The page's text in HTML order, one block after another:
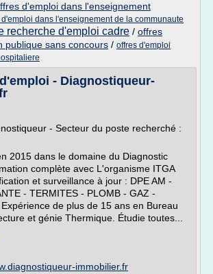
d'emploi dans l'enseignement
d'emploi dans l'enseignement de la communaute
recherche d'emploi cadre / offres
publique sans concours / offres d'emploi
- Diagnostiqueur-
- Secteur du poste recherché :
2015 dans le domaine du Diagnostic
complète avec L'organisme ITGA
et surveillance à jour : DPE AM -
- TERMITES - PLOMB - GAZ -
de plus de 15 ans en Bureau
et génie Thermique. Étudie toutes...
immobilier.fr